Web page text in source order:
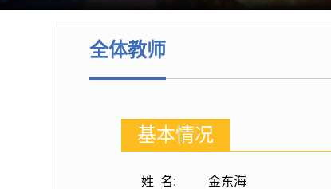
全体教师
基本情况
姓 名: 金东海